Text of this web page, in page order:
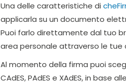
Una delle caratteristiche di
applicarla su un documento
Puoi farlo direttamente dal tuo
area personale attraverso le tue
Al momento della firma puoi
CAdES, PAdES e XAdES, in